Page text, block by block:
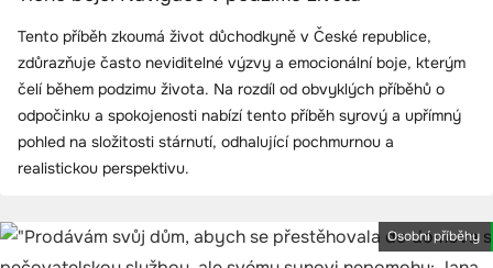
Tento příběh zkoumá život důchodkyně v České republice,
zdůrazňuje často neviditelné výzvy a emocionální boje, kterým
čelí během podzimu života. Na rozdíl od obvyklých příběhů o
odpočinku a spokojenosti nabízí tento příběh syrový a upřímný
pohled na složitosti stárnutí, odhalující pochmurnou a
realistickou perspektivu.
Osobní příběhy